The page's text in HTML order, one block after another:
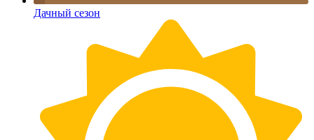
Дачный сезон